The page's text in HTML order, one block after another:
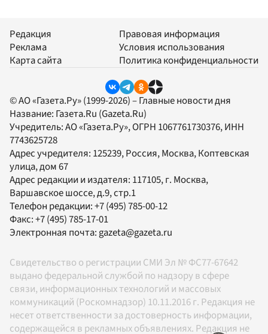
Редакция
Реклама
Карта сайта
Правовая информация
Условия использования
Политика конфиденциальности
© АО «Газета.Ру» (1999-2026) – Главные новости дня
Название: Газета.Ru (Gazeta.Ru)
Учредитель:АО «Газета.Ру», ОГРН 1067761730376, ИНН
7743625728
Адрес учредителя: 125239, Россия, Москва, Коптевская
улица, дом 67
Адрес редакции и издателя: 117105, г. Москва,
Варшавское шоссе, д.9, стр.1
Телефон редакции:+7 (495) 785-00-12
Факс:+7 (495) 785-17-01
Электронная почта: gazeta@gazeta.ru
Свидетельство о регистрации СМИ Эл № ФС77-67642
выдано федеральной службой по надзору в сфере
связи, информационных технологий и массовых
коммуникаций (Роскомнадзор) 10.11.2016 г. Редакция не
несет ответственности за достоверность информации,
содержащейся в рекламных объявлениях. Редакция не